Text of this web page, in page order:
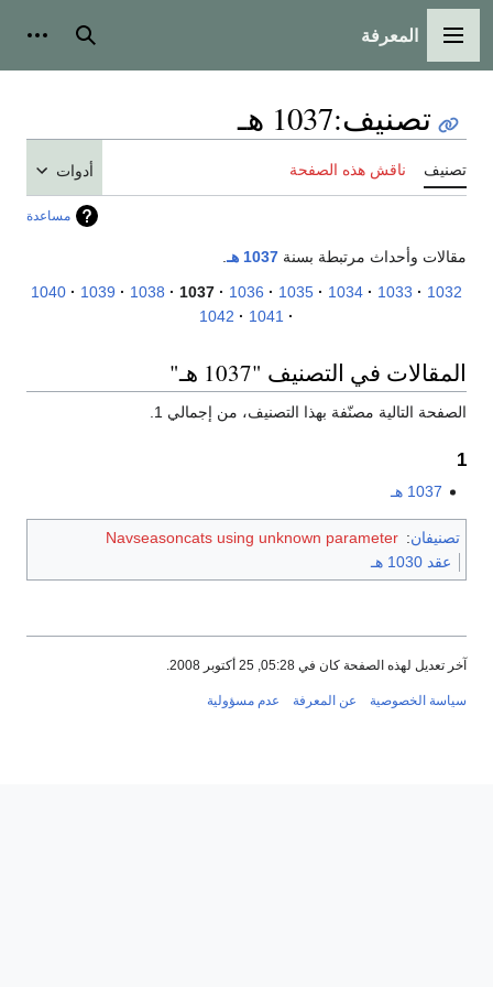
القائمة الرئيسية
المعرفة بحث
تصنيف:1037 هـ
تصنيف ناقش هذه الصفحة أدوات
مساعدة
مقالات وأحداث مرتبطة بسنة 1037 هـ
.
1032
1033
1034
1035
1036
1037
1038
1039
1040
1041
1042
المقالات في التصنيف "1037 هـ"
الصفحة التالية مصنّفة بهذا التصنيف، من إجمالي 1.
1
1037 هـ
تصنيفان:
Navseasoncats using unknown parameter
عقد 1030 هـ
آخر تعديل لهذه الصفحة كان في 05:28, 25 أكتوبر 2008.
سياسة الخصوصية عن المعرفة عدم مسؤولية